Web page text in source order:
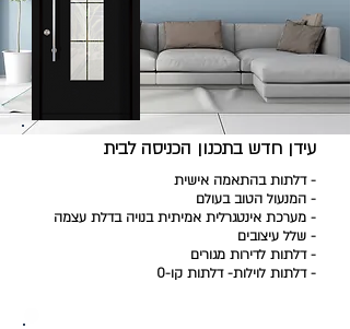
עידן חדש בתכנון הכניסה לבית
- דלתות בהתאמה אישית
- המנעול הטוב בעולם
- מערכת אינטגרלית אמיתית בנויה בדלת עצמה
- שלל עיצובים
- דלתות לדירות מגורים
- דלתות לוילות- דלתות קו-0